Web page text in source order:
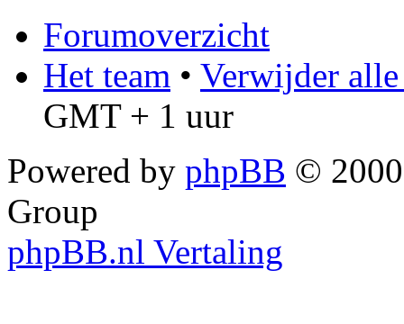
Forumoverzicht
Het team • Verwijder
GMT + 1 uur
Powered by phpBB ©
Group
phpBB.nl Vertaling